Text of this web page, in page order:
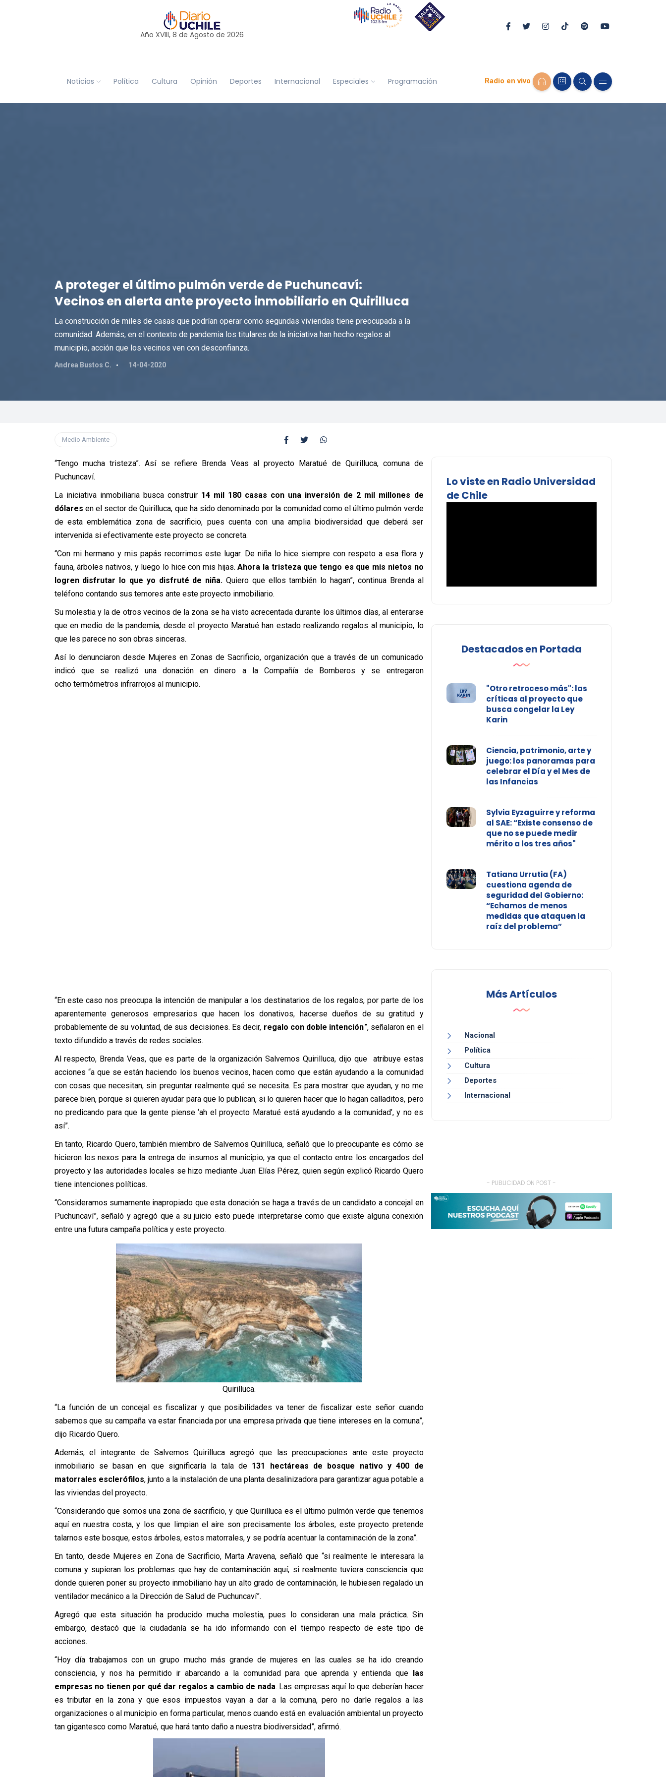
Año XVIII, 8 de Agosto de 2026
Noticias Política Cultura Opinión Deportes Internacional Especiales Programación Radio en vivo
A proteger el último pulmón verde de Puchuncaví:
Vecinos en alerta ante proyecto inmobiliario en Quirilluca
La construcción de miles de casas que podrían operar como segundas viviendas tiene preocupada a la
comunidad. Además, en el contexto de pandemia los titulares de la iniciativa han hecho regalos al
municipio, acción que los vecinos ven con desconfianza.
Andrea Bustos C. 14-04-2020
Medio Ambiente
“Tengo mucha tristeza”. Así se refiere Brenda Veas al proyecto Maratué de Quirilluca, comuna de
Puchuncaví.
La iniciativa inmobiliaria busca construir 14 mil 180 casas con una inversión de 2 mil millones de
dólares en el sector de Quirilluca, que ha sido denominado por la comunidad como el último pulmón verde
de esta emblemática zona de sacrificio, pues cuenta con una amplia biodiversidad que deberá ser
intervenida si efectivamente este proyecto se concreta.
“Con mi hermano y mis papás recorrimos este lugar. De niña lo hice siempre con respeto a esa flora y
fauna, árboles nativos, y luego lo hice con mis hijas.Ahora la tristeza que tengo es que mis nietos no
logren disfrutar lo que yo disfruté de niña. Quiero que ellos también lo hagan”, continua Brenda al
teléfono contando sus temores ante este proyecto inmobiliario.
Su molestia y la de otros vecinos de la zona se ha visto acrecentada durante los últimos días, al enterarse
que en medio de la pandemia, desde el proyecto Maratué han estado realizando regalos al municipio, lo
que les parece no son obras sinceras.
Así lo denunciaron desde Mujeres en Zonas de Sacrificio, organización que a través de un comunicado
indicó que se realizó una donación en dinero a la Compañía de Bomberos y se entregaron
ocho termómetros infrarrojos al municipio.
“En este caso nos preocupa la intención de manipular a los destinatarios de los regalos, por parte de los
aparentemente generosos empresarios que hacen los donativos, hacerse dueños de su gratitud y
probablemente de su voluntad, de sus decisiones. Es decir, regalo con doble intención”, señalaron en el
texto difundido a través de redes sociales.
Al respecto, Brenda Veas, que es parte de la organización Salvemos Quirilluca, dijo que atribuye estas
acciones “a que se están haciendo los buenos vecinos, hacen como que están ayudando a la comunidad
con cosas que necesitan, sin preguntar realmente qué se necesita. Es para mostrar que ayudan, y no me
parece bien, porque si quieren ayudar para que lo publican, si lo quieren hacer que lo hagan calladitos, pero
no predicando para que la gente piense ‘ah el proyecto Maratué está ayudando a la comunidad’, y no es
así”.
En tanto, Ricardo Quero, también miembro de Salvemos Quirilluca, señaló que lo preocupante es cómo se
hicieron los nexos para la entrega de insumos al municipio, ya que el contacto entre los encargados del
proyecto y las autoridades locales se hizo mediante Juan Elías Pérez, quien según explicó Ricardo Quero
tiene intenciones políticas.
“Consideramos sumamente inapropiado que esta donación se haga a través de un candidato a concejal en
Puchuncaví”, señaló y agregó que a su juicio esto puede interpretarse como que existe alguna conexión
entre una futura campaña política y este proyecto.
Quirilluca.
“La función de un concejal es fiscalizar y que posibilidades va tener de fiscalizar este señor cuando
sabemos que su campaña va estar financiada por una empresa privada que tiene intereses en la comuna”,
dijo Ricardo Quero.
Además, el integrante de Salvemos Quirilluca agregó que las preocupaciones ante este proyecto
inmobiliario se basan en que significaría la tala de 131 hectáreas de bosque nativo y 400 de
matorrales esclerófilos, junto a la instalación de una planta desalinizadora para garantizar agua potable a
las viviendas del proyecto.
“Considerando que somos una zona de sacrificio, y que Quirilluca es el último pulmón verde que tenemos
aquí en nuestra costa, y los que limpian el aire son precisamente los árboles, este proyecto pretende
talarnos este bosque, estos árboles, estos matorrales, y se podría acentuar la contaminación de la zona”.
En tanto, desde Mujeres en Zona de Sacrificio, Marta Aravena, señaló que “si realmente le interesara la
comuna y supieran los problemas que hay de contaminación aquí, si realmente tuviera consciencia que
donde quieren poner su proyecto inmobiliario hay un alto grado de contaminación, le hubiesen regalado un
ventilador mecánico a la Dirección de Salud de Puchuncaví”.
Agregó que esta situación ha producido mucha molestia, pues lo consideran una mala práctica. Sin
embargo, destacó que la ciudadanía se ha ido informando con el tiempo respecto de este tipo de
acciones.
“Hoy día trabajamos con un grupo mucho más grande de mujeres en las cuales se ha ido creando
consciencia, y nos ha permitido ir abarcando a la comunidad para que aprenda y entienda que
las
empresas no tienen por qué dar regalos a cambio de nada. Las empresas aquí lo que deberían hacer
es tributar en la zona y que esos impuestos vayan a dar a la comuna, pero no darle regalos a las
organizaciones o al municipio en forma particular, menos cuando está en evaluación ambiental un proyecto
tan gigantesco como Maratué, que hará tanto daño a nuestra biodiversidad”, afirmó.
Lo viste en Radio Universidad
de Chile
Destacados en Portada
"Otro retroceso más": las
críticas al proyecto que
busca congelar la Ley
Karin
Ciencia, patrimonio, arte y
juego: los panoramas para
celebrar el Día y el Mes de
las Infancias
Sylvia Eyzaguirre y reforma
al SAE: “Existe consenso de
que no se puede medir
mérito a los tres años"
Tatiana Urrutia (FA)
cuestiona agenda de
seguridad del Gobierno:
“Echamos de menos
medidas que ataquen la
raíz del problema”
Más Artículos
Nacional
Política
Cultura
Deportes
Internacional
- PUBLICIDAD ON POST -